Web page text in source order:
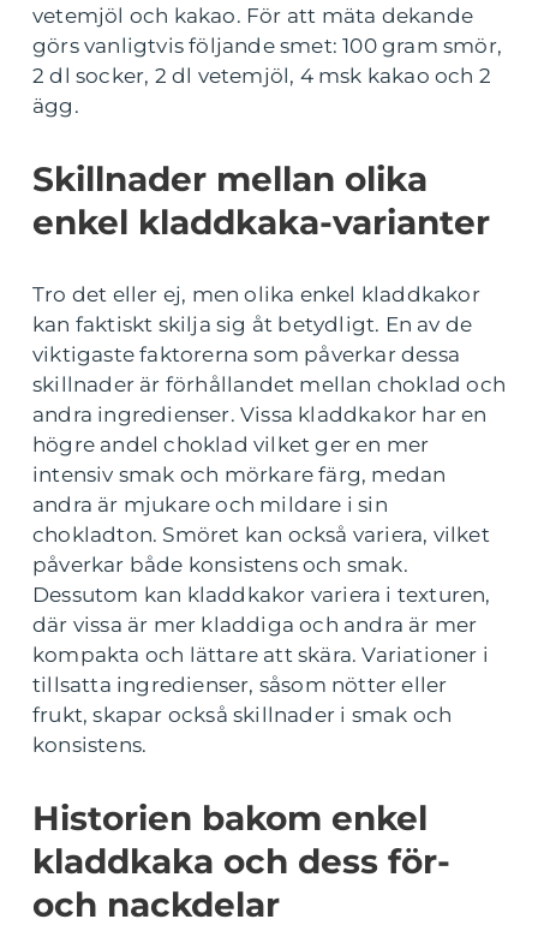
vetemjöl och kakao. För att mäta dekande
görs vanligtvis följande smet: 100 gram smör,
2 dl socker, 2 dl vetemjöl, 4 msk kakao och 2
ägg.
Skillnader mellan olika
enkel kladdkaka-varianter
Tro det eller ej, men olika enkel kladdkakor
kan faktiskt skilja sig åt betydligt. En av de
viktigaste faktorerna som påverkar dessa
skillnader är förhållandet mellan choklad och
andra ingredienser. Vissa kladdkakor har en
högre andel choklad vilket ger en mer
intensiv smak och mörkare färg, medan
andra är mjukare och mildare i sin
chokladton. Smöret kan också variera, vilket
påverkar både konsistens och smak.
Dessutom kan kladdkakor variera i texturen,
där vissa är mer kladdiga och andra är mer
kompakta och lättare att skära. Variationer i
tillsatta ingredienser, såsom nötter eller
frukt, skapar också skillnader i smak och
konsistens.
Historien bakom enkel
kladdkaka och dess för-
och nackdelar